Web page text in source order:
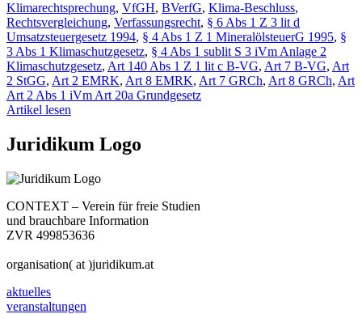
Klimarechtsprechung, VfGH, BVerfG, Klima-Beschluss,
Rechtsvergleichung, Verfassungsrecht, § 6 Abs 1 Z 3 lit d
Umsatzsteuergesetz 1994, § 4 Abs 1 Z 1 MineralölsteuerG 1995, §
3 Abs 1 Klimaschutzgesetz, § 4 Abs 1 sublit S 3 iVm Anlage 2
Klimaschutzgesetz, Art 140 Abs 1 Z 1 lit c B-VG, Art 7 B-VG, Art
2 StGG, Art 2 EMRK, Art 8 EMRK, Art 7 GRCh, Art 8 GRCh, Art
Art 2 Abs 1 iVm Art 20a Grundgesetz
Artikel lesen
Juridikum Logo
CONTEXT – Verein für freie Studien
und brauchbare Information
ZVR 499853636
organisation( at )juridikum.at
aktuelles
veranstaltungen